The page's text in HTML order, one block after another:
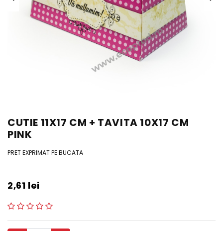
CUTIE 11X17 CM + TAVITA 10X17 CM
PINK
PRET EXPRIMAT PE BUCATA
2,61 lei